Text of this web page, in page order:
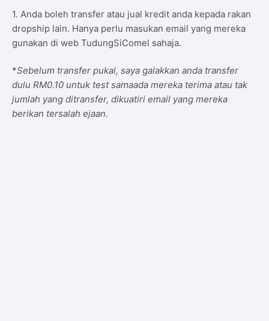
1. Anda boleh transfer atau jual kredit anda kepada rakan
dropship lain. Hanya perlu masukan email yang mereka
gunakan di web TudungSiComel sahaja.
*Sebelum transfer pukal, saya galakkan anda transfer
dulu RM0.10 untuk test samaada mereka terima atau tak
jumlah yang ditransfer, dikuatiri email yang mereka
berikan tersalah ejaan.